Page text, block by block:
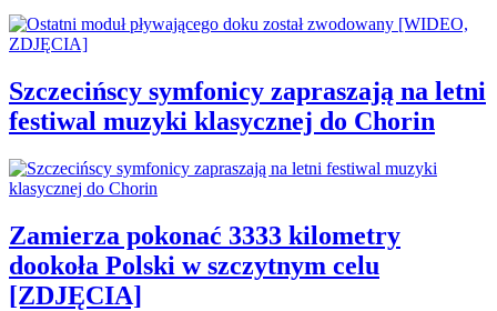
Szczecińscy symfonicy zapraszają na letni
festiwal muzyki klasycznej do Chorin
Zamierza pokonać 3333 kilometry
dookoła Polski w szczytnym celu
[ZDJĘCIA]